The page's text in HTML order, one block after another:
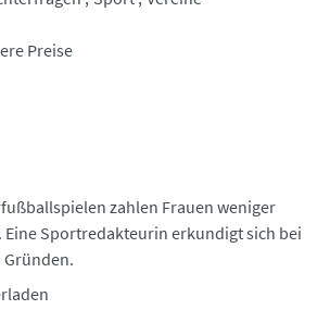
Preise
zahlen Frauen weniger
Eine Sportredakteurin erkundigt sich bei
Gründen.